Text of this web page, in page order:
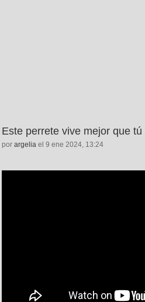
Este perrete vive mejor que
por argelia el 9 ene 2024, 13:24